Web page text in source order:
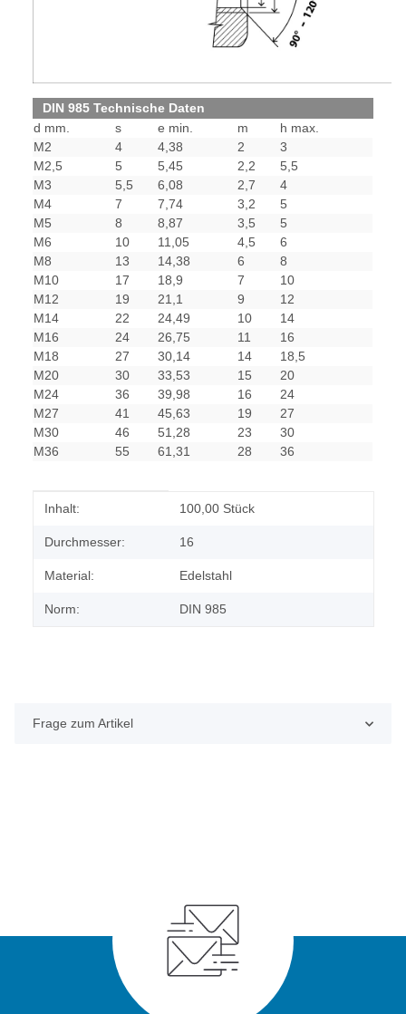
DIN 985 Technische Daten
d mm.
s e min. m
h max.
M2
4 4,38 2
3
M2,5
5 5,45 2,2
5,5
M3
5,5 6,08 2,7
4
M4
7 7,74 3,2
5
M5
8 8,87 3,5
5
M6
10 11,05 4,5
6
M8
13 14,38 6
8
M10
17 18,9 7
10
M12
19 21,1 9
12
M14
22 24,49 10
14
M16
24 26,75 11
16
M18
27 30,14 14
18,5
M20
30 33,53 15
20
M24
36 39,98 16
24
M27
41 45,63 19
27
M30
46 51,28 23
30
M36
55 61,31 28 36
Produkteigenschaft
Wert
Inhalt: 100,00 Stück
Durchmesser: 16
Material: Edelstahl
Norm: DIN 985
Frage zum Artikel